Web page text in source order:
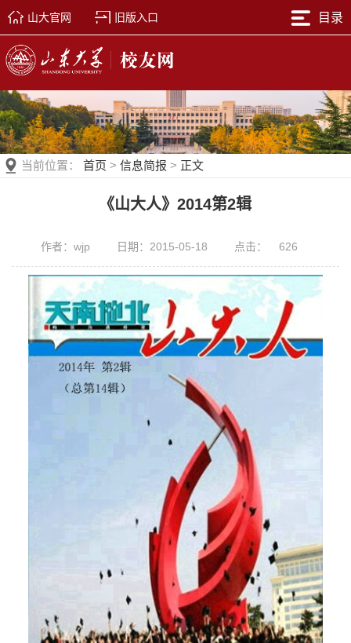
山大官网 旧版入口 目录
当前位置： 首页 > 信息简报 > 正文
《山大人》2014第2辑
作者：wjp 日期：2015-05-18 点击： 626